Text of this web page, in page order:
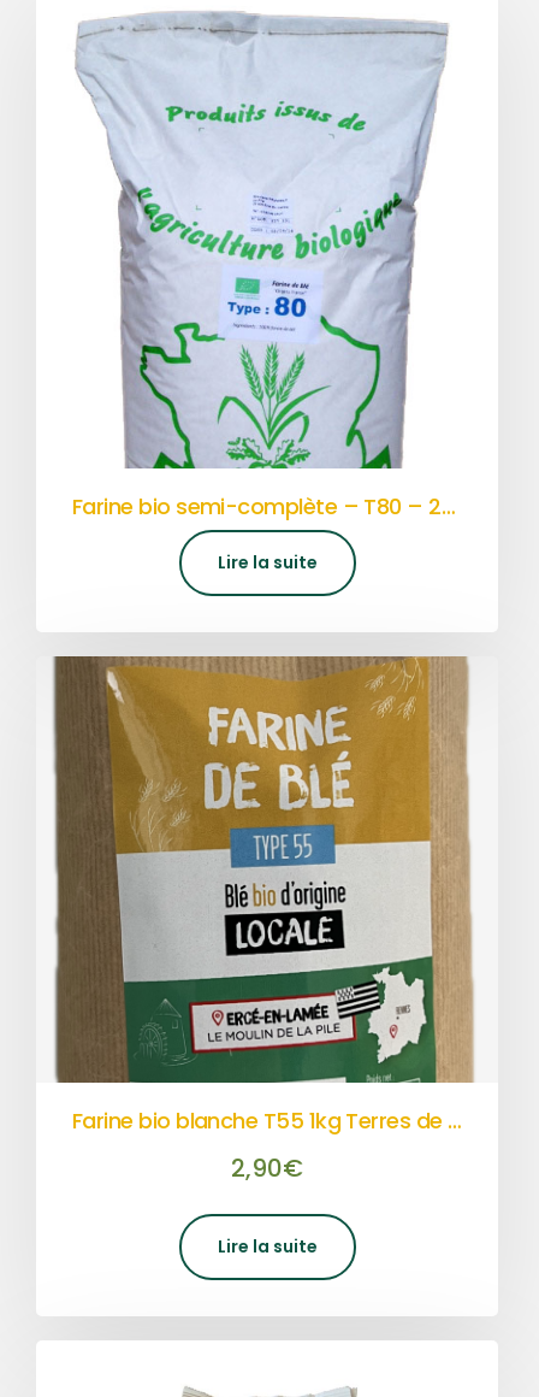
Farine bio semi-complète – T80 – 25kg
Lire la suite
Farine bio blanche T55 1kg Terres de Sources
2,90€
Lire la suite